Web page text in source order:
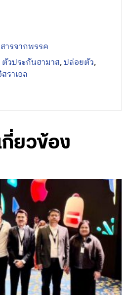
ารจากพรรค
ตัวประกันฮามาส,ปล่อยตัว,
ราเอล
ยวข้อง